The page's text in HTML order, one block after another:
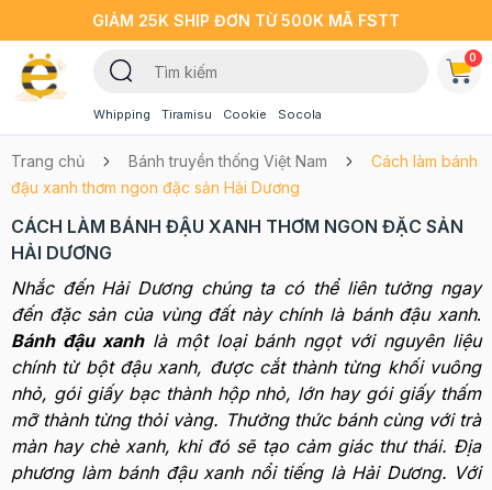
GIẢM 25K SHIP ĐƠN TỪ 500K MÃ FSTT
Whipping Tiramisu Cookie Socola
0
Trang chủ Bánh truyền thống Việt Nam
Cách làm bánh
đậu xanh thơm ngon đặc sản Hải Dương
CÁCH LÀM BÁNH ĐẬU XANH THƠM NGON ĐẶC SẢN
HẢI DƯƠNG
Nhắc đến Hải Dương chúng ta có thể liên tưởng ngay
đến đặc sản của vùng đất này chính là bánh đậu xanh.
Bánh đậu xanhlà một loại bánh ngọt với nguyên liệu
chính từ bột đậu xanh, được cắt thành từng khối vuông
nhỏ, gói giấy bạc thành hộp nhỏ, lớn hay gói giấy thấm
mỡ thành từng thỏi vàng. Thưởng thức bánh cùng với trà
màn hay chè xanh, khi đó sẽ tạo cảm giác thư thái. Địa
phương làm bánh đậu xanh nổi tiếng là Hải Dương. Với